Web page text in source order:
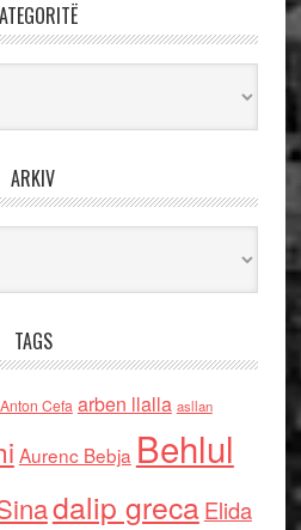
ARKIV
TAGS
Anton Cefa arben llalla asllan
Aurenc Bebja Behlul
dalip grecaElida